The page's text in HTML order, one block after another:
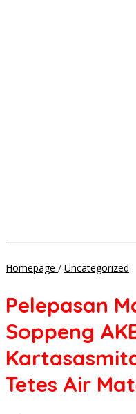
Homepage / Uncategorized
Pelepasan
Soppeng
Tetes Air